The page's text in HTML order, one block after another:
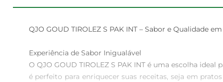
QJO GOUD TIROLEZ S PAK INT – Sabor e Qualidade
Experiência de Sabor Inigualável
O QJO GOUD TIROLEZ S PAK INT é uma escolha
é perfeito para enriquecer suas receitas, seja em